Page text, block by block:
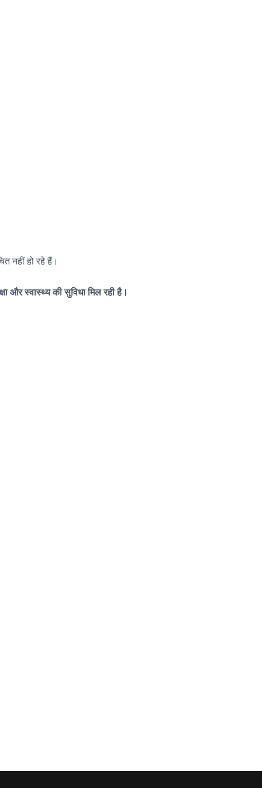
नहीं हो रहे हैं।
और स्वास्थ्य की सुविधा मिल रही है।